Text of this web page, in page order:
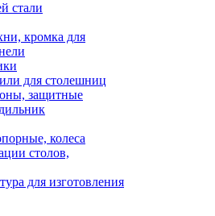
стали
кромка для
для столешниц
защитные
колеса
столов,
для изготовления